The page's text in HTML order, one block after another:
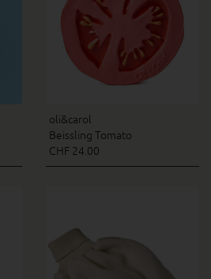
oli&carol
Beissling Tomato
CHF 24.00